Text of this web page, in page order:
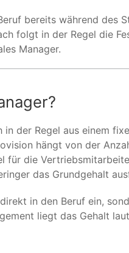
bereits während des
folgt in der Regel die
Manager.
in der Regel aus einem
hängt von der
für die
das Grundgehalt
in den Beruf ein,
liegt das Gehalt